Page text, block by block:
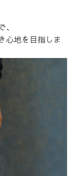
心地を目指しま